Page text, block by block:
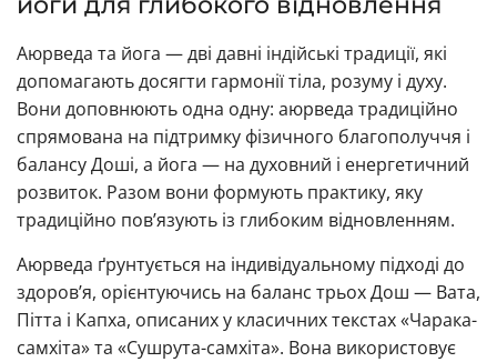
Аюрведа та йога — дві давні індійські традиції, які
допомагають досягти гармонії тіла, розуму і духу.
Вони доповнюють одна одну: аюрведа традиційно
спрямована на підтримку фізичного благополуччя і
балансу Доші, а йога — на духовний і енергетичний
розвиток. Разом вони формують практику, яку
традиційно пов’язують із глибоким відновленням.
Аюрведа ґрунтується на індивідуальному підході до
здоров’я, орієнтуючись на баланс трьох Дош — Вата,
Пітта і Капха, описаних у класичних текстах «Чарака-
самхіта» та «Сушрута-самхіта». Вона використовує